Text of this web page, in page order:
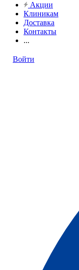
Акции
Клиникам
Доставка
Контакты
...
Войти